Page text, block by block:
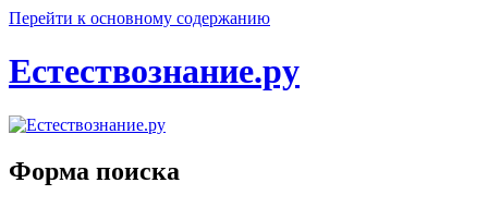
Перейти к основному содержанию
Естествознание.ру
Форма поиска